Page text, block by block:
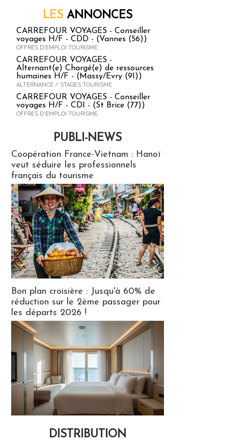
LES ANNONCES
CARREFOUR VOYAGES - Conseiller
voyages H/F - CDD - (Vannes (56))
OFFRES D'EMPLOI TOURISME
CARREFOUR VOYAGES -
Alternant(e) Chargé(e) de ressources
humaines H/F - (Massy/Evry (91))
ALTERNANCE / STAGES TOURISME
CARREFOUR VOYAGES - Conseiller
voyages H/F - CDI - (St Brice (77))
OFFRES D'EMPLOI TOURISME
PUBLI-NEWS
Coopération France-Vietnam : Hanoï
veut séduire les professionnels
français du tourisme
Bon plan croisière : Jusqu'à 60% de
réduction sur le 2ème passager pour
les départs 2026 !
DISTRIBUTION